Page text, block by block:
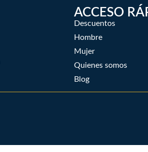
ACCESO
Descuentos
Hombre
Mujer
Quienes somos
Blog